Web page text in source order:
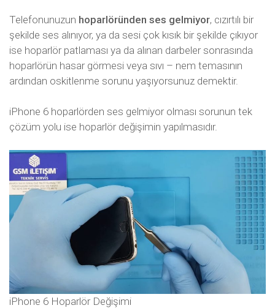
Telefonunuzun hoparlöründen ses gelmiyor, cızırtılı bir
şekilde ses alınıyor, ya da sesi çok kısık bir şekilde çıkıyor
ise hoparlör patlaması ya da alınan darbeler sonrasında
hoparlörün hasar görmesi veya sıvı – nem temasının
ardından oskitlenme sorunu yaşıyorsunuz demektir.
iPhone 6 hoparlörden ses gelmiyor olması sorunun tek
çözüm yolu ise hoparlör değişimin yapılmasıdır.
iPhone 6 Hoparlör Değişimi